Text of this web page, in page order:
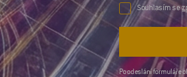
Souhlasím se
Po odeslání formuláře